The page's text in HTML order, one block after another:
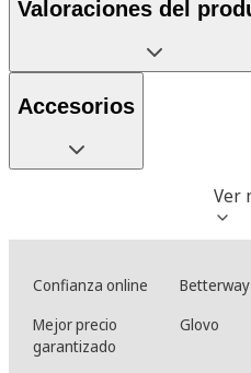
Valoraciones del
Accesorios
Ver
Confianza online Betterway
Mejor precio
garantizado
Glovo